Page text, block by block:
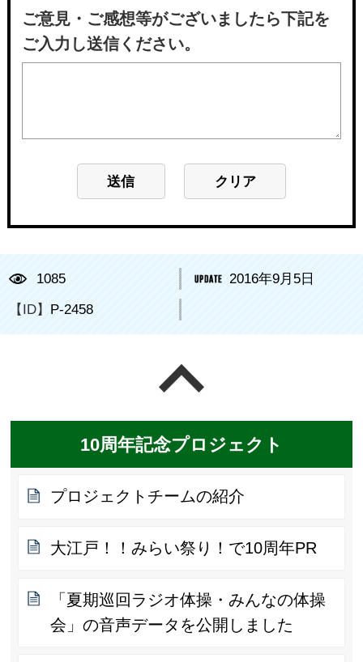
ご意見・ご感想等がございましたら下記を
ご入力し送信ください。
1085 2016年9月5日
【ID】 P-2458
10周年記念プロジェクト
プロジェクトチームの紹介
大江戸！！みらい祭り！で10周年PR
「夏期巡回ラジオ体操・みんなの体操
会」の音声データを公開しました